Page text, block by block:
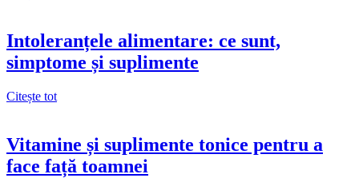
Intoleranțele alimentare: ce sunt,
simptome și suplimente
Citește tot
Vitamine și suplimente tonice pentru a
face față toamnei